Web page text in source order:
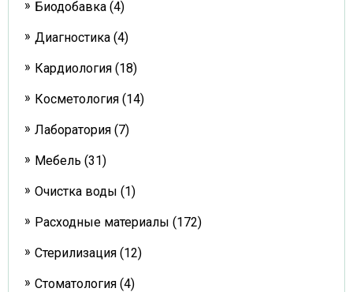
Биодобавка (4)
Диагностика (4)
Кардиология (18)
Косметология (14)
Лаборатория (7)
Мебель (31)
Очистка воды (1)
Расходные материалы (172)
Стерилизация (12)
Стоматология (4)